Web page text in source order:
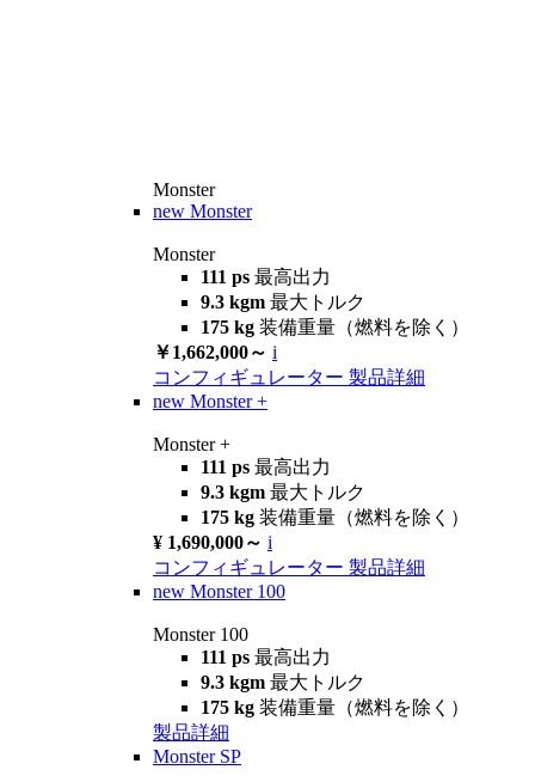
Monster
new Monster
Monster
111 ps 最高出力
9.3 kgm 最大トルク
175 kg 装備重量（燃料を除く）
￥1,662,000～ i
コンフィギュレーター 製品詳細
new Monster +
Monster +
111 ps 最高出力
9.3 kgm 最大トルク
175 kg 装備重量（燃料を除く）
¥ 1,690,000～ i
コンフィギュレーター 製品詳細
new Monster 100
Monster 100
111 ps 最高出力
9.3 kgm 最大トルク
175 kg 装備重量（燃料を除く）
製品詳細
Monster SP